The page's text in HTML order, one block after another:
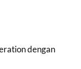
dengan